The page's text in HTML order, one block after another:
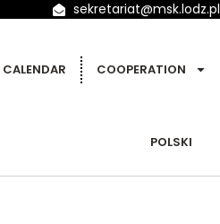
sekretariat@msk.lodz.pl
CALENDAR COOPERATION
POLSKI